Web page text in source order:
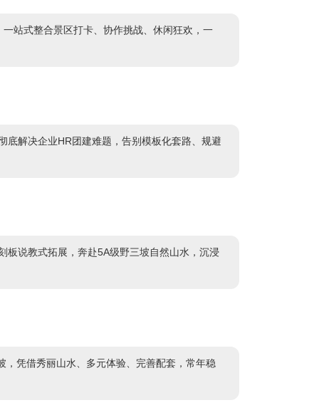
站式整合景区打卡、协作挑战、休闲狂欢，一
底解决企业HR团建难题，告别模板化套路、规避
板说教式拓展，奔赴5A级野三坡自然山水，沉浸
凭借秀丽山水、多元体验、完善配套，常年稳